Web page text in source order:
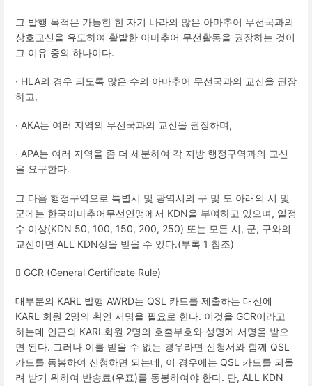
그 발행 목적은 가능한 한 자기 나라의 많은 아마추어 무선국과의
상호교신을 유도하여 활발한 아마추어 무선활동을 권장하는 것이
그 이유 중의 하나이다.
∙ HLA의 경우 되도록 많은 수의 아마추어 무선국과의 교신을 권장
하고,
∙ AKA는 여러 지역의 무선국과의 교신을 권장하며,
∙ APA는 여러 지역을 좀 더 세분하여 각 지방 행정구역과의 교신
을 요구한다.
그 다음 행정구역으로 특별시 및 광역시의 구 및 도 아래의 시 및
군에는 한국아마추어무선연맹에서 KDN을 부여하고 있으며, 일정
수 이상(KDN 50, 100, 150, 200, 250) 또는 모든 시, 군, 구와의
교신이면 ALL KDN상을 받을 수 있다.(부록 1 참조)
󰏘 GCR (General Certificate Rule)
대부분의 KARL 발행 AWRD는 QSL 카드를 제출하는 대신에
KARL 회원 2명의 확인 서명을 필요로 한다. 이것을 GCR이라고
하는데 인근의 KARL 회원 2명의 호출부호와 성명에 서명을 받으
면 된다. 그러나 이를 받을 수 없는 경우라면 신청서와 함께 QSL
카드를 동봉하여 신청하면 되는데, 이 경우에는 QSL 카드를 되돌
려 받기 위하여 반송료(우표)를 동봉하여야 한다. 단, ALL KDN